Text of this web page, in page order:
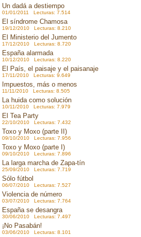
Un dadá a destiempo
01/01/2011 Lecturas: 7.514
El síndrome Chamosa
19/12/2010 Lecturas: 8.210
El Ministerio del Jumento
17/12/2010 Lecturas: 8.720
España alarmada
10/12/2010 Lecturas: 8.220
El País, el paisaje y el paisanaje
17/11/2010 Lecturas: 9.649
Impuestos, más o menos
11/11/2010 Lecturas: 8.505
La huida como solución
10/11/2010 Lecturas: 7.979
El Tea Party
22/10/2010 Lecturas: 7.432
Toxo y Moxo (parte II)
09/10/2010 Lecturas: 7.956
Toxo y Moxo (parte I)
09/10/2010 Lecturas: 7.896
La larga marcha de Zapa-tín
25/09/2010 Lecturas: 7.719
Sólo fútbol
06/07/2010 Lecturas: 7.527
Violencia de número
03/07/2010 Lecturas: 7.764
España se desangra
30/06/2010 Lecturas: 7.497
¡No Pasabán!
03/06/2010 Lecturas: 8.101